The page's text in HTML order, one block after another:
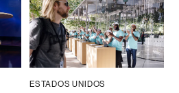
ESTADOS UNIDOS